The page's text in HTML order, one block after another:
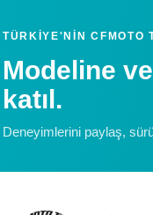
TÜRKIYE'NIN CFMOTO
Modeline
katıl.
Deneyimlerini paylaş,